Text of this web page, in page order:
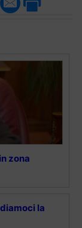
zona
la